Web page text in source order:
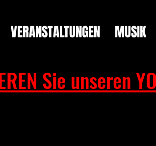
Sie unseren
VERANSTALTUNGEN MUSIK